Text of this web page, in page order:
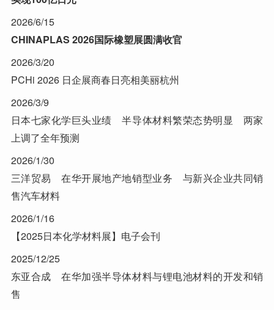
2026/6/15
CHINAPLAS 2026国际橡塑展圆满收官
2026/3/20
PCHi 2026 日企展商春日亮相美丽杭州
2026/3/9
日本七家化学巨头业绩 半导体材料繁荣态势明显 两家
上调了全年预测
2026/1/30
三洋贸易 在华开展地产地销型业务 与新兴企业共同销
售汽车材料
2026/1/16
【2025日本化学材料展】电子会刊
2025/12/25
东亚合成 在华加强半导体材料与锂电池材料的开发和销
售